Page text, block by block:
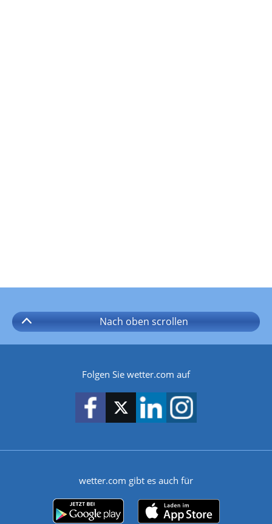
Nach oben scrollen
Folgen Sie wetter.com auf
wetter.com gibt es auch für